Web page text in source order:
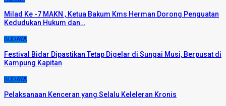
Milad Ke -7 MAKN , Ketua Bakum Kms Herman Dorong Penguatan
Kedudukan Hukum dan…
BUDAYA
Festival Bidar Dipastikan Tetap Digelar di Sungai Musi, Berpusat di
Kampung Kapitan
BUDAYA
Pelaksanaan Kenceran yang Selalu Keleleran Kronis